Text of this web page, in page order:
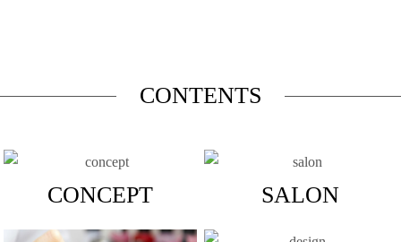
CONTENTS
CONCEPT SALON